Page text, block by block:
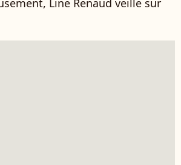
Line Renaud veille sur